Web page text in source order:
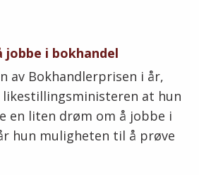
i bokhandel
av Bokhandlerprisen i år,
at hun
en liten drøm om å jobbe i
hun muligheten til å prøve